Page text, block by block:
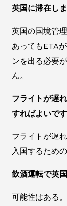
英国に滞在し
英国の国境管
あってもETA
ンを出る必要
ん。
フライトが遅
すればよいで
フライトが遅
入国するため
飲酒運転で英
可能性はある